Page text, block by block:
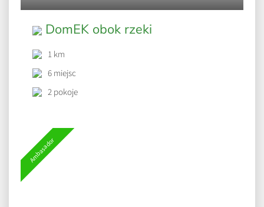
DomEK obok rzeki
1 km
6 miejsc
2 pokoje
Ambasador